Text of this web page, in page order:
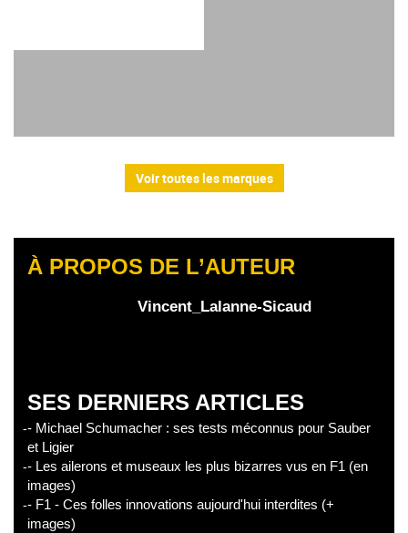
Voir toutes les marques
À PROPOS DE L’AUTEUR
Vincent_Lalanne-Sicaud
SES DERNIERS ARTICLES
- Michael Schumacher : ses tests méconnus pour Sauber
et Ligier
- Les ailerons et museaux les plus bizarres vus en F1 (en
images)
- F1 - Ces folles innovations aujourd'hui interdites (+
images)